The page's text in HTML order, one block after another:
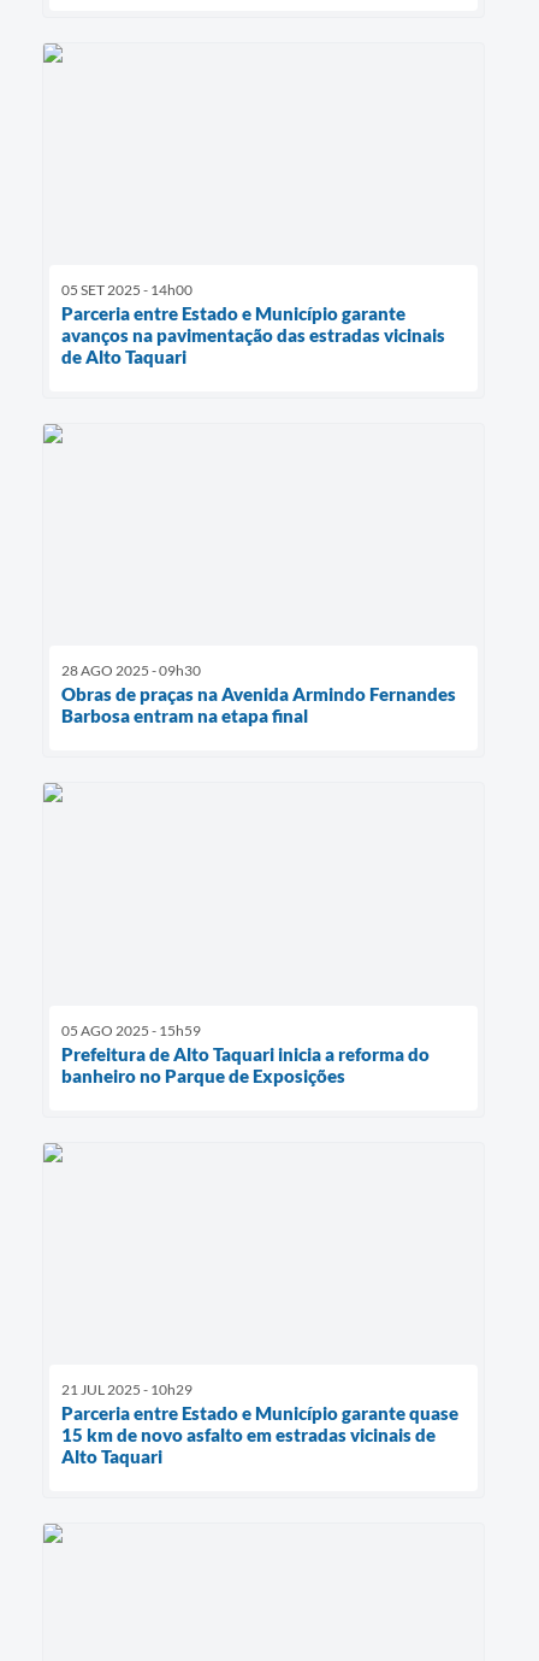
05 SET 2025 - 14h00
Parceria entre Estado e Município garante
avanços na pavimentação das estradas vicinais
de Alto Taquari
28 AGO 2025 - 09h30
Obras de praças na Avenida Armindo Fernandes
Barbosa entram na etapa final
05 AGO 2025 - 15h59
Prefeitura de Alto Taquari inicia a reforma do
banheiro no Parque de Exposições
21 JUL 2025 - 10h29
Parceria entre Estado e Município garante quase
15 km de novo asfalto em estradas vicinais de
Alto Taquari